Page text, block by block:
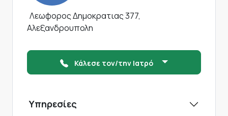
Λεωφορος Δημοκρατιας 377,
Αλεξανδρουπολη
Κάλεσε τον/την Ιατρό
Υπηρεσίες